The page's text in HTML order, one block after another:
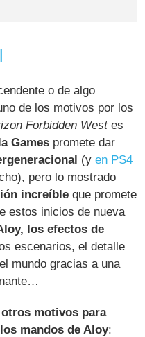
o de algo
de los motivos por los
Forbidden Westes
Games promete dar
(yen PS4
pero lo mostrado
increíble que promete
estos inicios de nueva
los efectos de
escenarios, el detalle
mundo gracias a una
otros motivos para
mandos de Aloy: